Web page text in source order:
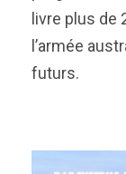
livre plus de
l’armée
futurs.